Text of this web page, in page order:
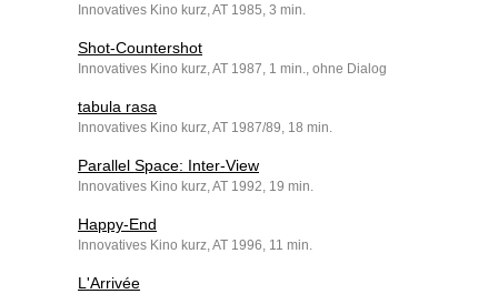
Innovatives Kino kurz, AT 1985, 3 min.
Shot-Countershot
Innovatives Kino kurz, AT 1987, 1 min., ohne Dialog
tabula rasa
Innovatives Kino kurz, AT 1987/89, 18 min.
Parallel Space: Inter-View
Innovatives Kino kurz, AT 1992, 19 min.
Happy-End
Innovatives Kino kurz, AT 1996, 11 min.
L'Arrivée